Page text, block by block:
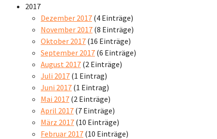
2017
Dezember 2017 (4 Einträge)
November 2017 (8 Einträge)
Oktober 2017 (16 Einträge)
September 2017 (6 Einträge)
August 2017 (2 Einträge)
Juli 2017 (1 Eintrag)
Juni 2017 (1 Eintrag)
Mai 2017 (2 Einträge)
April 2017 (7 Einträge)
März 2017 (10 Einträge)
Februar 2017 (10 Einträge)